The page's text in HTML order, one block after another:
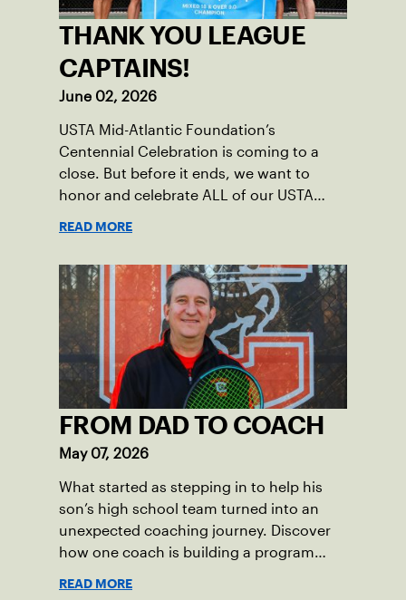
THANK YOU LEAGUE
CAPTAINS!
June 02, 2026
USTA Mid-Atlantic Foundation’s
Centennial Celebration is coming to a
close. But before it ends, we want to
honor and celebrate ALL of our USTA
community among adult players, but they
also ensure tennis in our region remains
vibrant and strong.
READ MORE
FROM DAD TO COACH
May 07, 2026
What started as stepping in to help his
son’s high school team turned into an
unexpected coaching journey. Discover
how one coach is building a program
READ MORE